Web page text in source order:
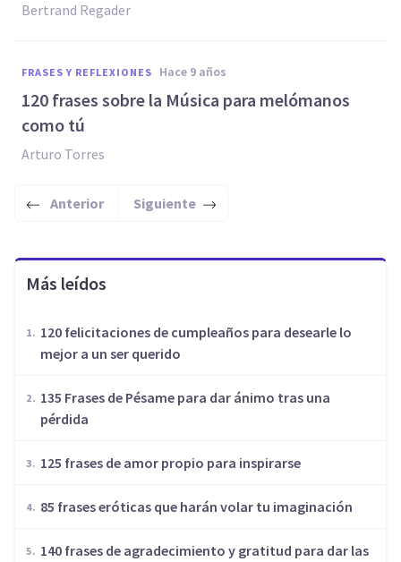
Bertrand Regader
FRASES Y REFLEXIONES hace 9 años
120 frases sobre la Música para melómanos
como tú
Arturo Torres
Anterior Siguiente
Más leídos
120 felicitaciones de cumpleaños para desearle lo
mejor a un ser querido
135 Frases de Pésame para dar ánimo tras una
pérdida
125 frases de amor propio para inspirarse
85 frases eróticas que harán volar tu imaginación
140 frases de agradecimiento y gratitud para dar las